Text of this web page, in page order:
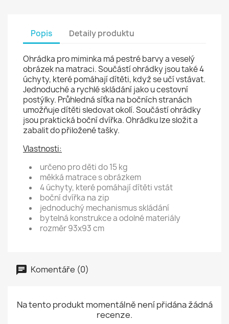
Popis Detaily produktu
Ohrádka pro miminka má pestré barvy a veselý
obrázek na matraci. Součástí ohrádky jsou také 4
úchyty, které pomáhají dítěti, když se učí vstávat.
Jednoduché a rychlé skládání jako u cestovní
postýlky. Průhledná síťka na bočních stranách
umožňuje dítěti sledovat okolí. Součástí ohrádky
jsou praktická boční dvířka. Ohrádku lze složit a
zabalit do přiložené tašky.
Vlastnosti:
určeno pro děti do 15 kg
měkká matrace s obrázkem
4 úchyty, které pomáhají dítěti vstát
boční dvířka na zip
jednoduchý mechanismus skládání
bytelná konstrukce a odolné materiály
rozměr 93x93 cm
Komentáře (0)
Na tento produkt momentálně není přidána žádná
recenze.